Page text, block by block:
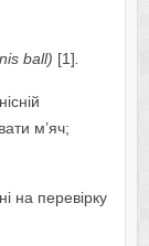
bаll) [1].
м’яч;
на перевірку